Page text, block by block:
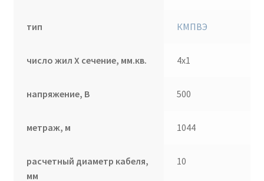
тип КМПВЭ
число жил Х сечение, мм.кв. 4х1
напряжение, В 500
метраж, м 1044
расчетный диаметр кабеля,
мм
10